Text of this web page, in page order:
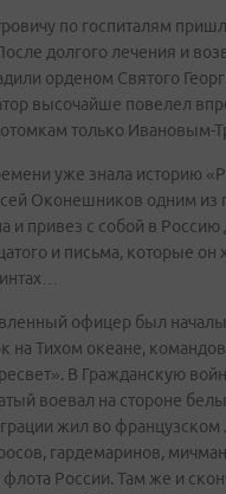
по госпиталям
долгого лечения и
орденом Святого
высочайше повелел
только Ивановым-
уже знала историю
Оконешников одним из
и привез с собой в Россию
и письма, которые он
офицер был
на Тихом океане,
В Гражданскую
воевал на стороне
жил во
гардемаринов,
России. Там же и